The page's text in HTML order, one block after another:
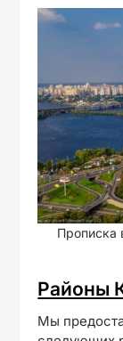
Прописка
Районы
Мы